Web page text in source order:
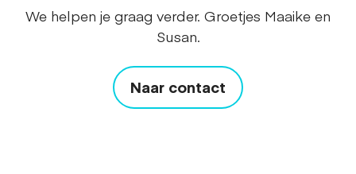
We helpen je graag verder. Groetjes Maaike en
Susan.
Naar contact